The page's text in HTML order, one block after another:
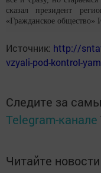
сказал президент
«Гражданское общество»
Источник: http://
vzyali-pod-kontrol-
Следите за
Telegram-канале
Читайте